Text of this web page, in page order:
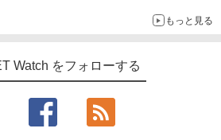
もっと見る
Watch をフォローする